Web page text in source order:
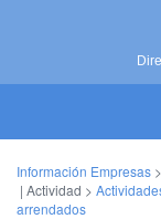
Información Empresas >
| Actividad >
arrendados